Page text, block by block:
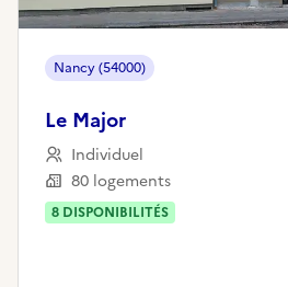
Le Major
Individuel
80 logements
8 DISPONIBILITÉS
Nancy (54000)